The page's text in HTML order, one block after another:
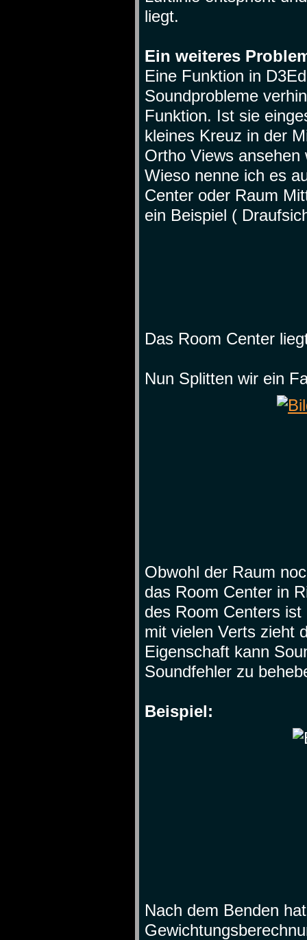
liegt.
Ein weiteres
Eine Funktion in
Soundprobleme
Funktion. Ist sie
kleines Kreuz in der
Ortho Views
Wieso nenne ich es
Center oder Raum
ein Beispiel (
Das Room Center
Nun Splitten wir ein
Obwohl der Raum
das Room Center in
des Room Centers
mit vielen Verts zieht
Eigenschaft kann
Soundfehler zu
Beispiel:
Nach dem Benden